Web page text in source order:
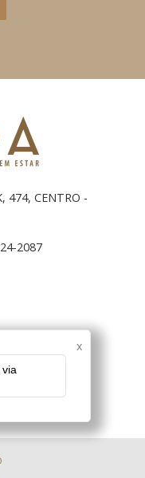
474, CENTRO -
2087
x
x